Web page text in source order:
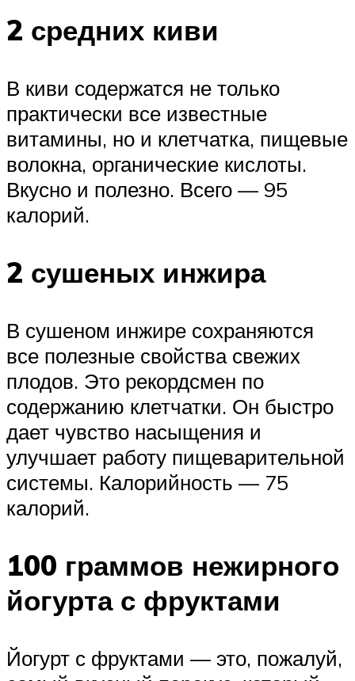
2 средних киви
В киви содержатся не только
практически все известные
витамины, но и клетчатка, пищевые
волокна, органические кислоты.
Вкусно и полезно. Всего — 95
калорий.
2 сушеных инжира
В сушеном инжире сохраняются
все полезные свойства свежих
плодов. Это рекордсмен по
содержанию клетчатки. Он быстро
дает чувство насыщения и
улучшает работу пищеварительной
системы. Калорийность — 75
калорий.
100 граммов нежирного
йогурта с фруктами
Йогурт с фруктами — это, пожалуй,